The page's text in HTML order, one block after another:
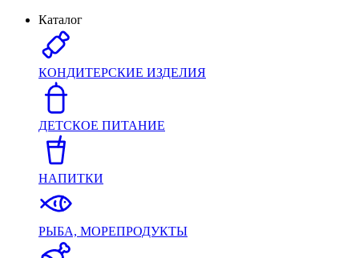
Каталог
КОНДИТЕРСКИЕ ИЗДЕЛИЯ
ДЕТСКОЕ ПИТАНИЕ
НАПИТКИ
РЫБА, МОРЕПРОДУКТЫ